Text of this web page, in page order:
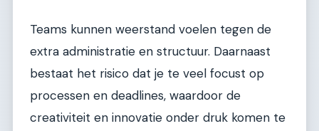
Teams kunnen weerstand voelen tegen de
extra administratie en structuur. Daarnaast
bestaat het risico dat je te veel focust op
processen en deadlines, waardoor de
creativiteit en innovatie onder druk komen te